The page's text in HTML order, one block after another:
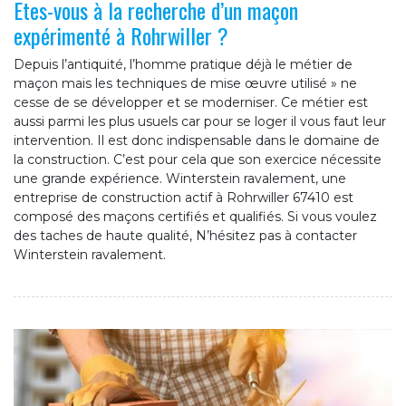
Etes-vous à la recherche d’un maçon
expérimenté à Rohrwiller ?
Depuis l’antiquité, l’homme pratique déjà le métier de
maçon mais les techniques de mise œuvre utilisé » ne
cesse de se développer et se moderniser. Ce métier est
aussi parmi les plus usuels car pour se loger il vous faut leur
intervention. Il est donc indispensable dans le domaine de
la construction. C’est pour cela que son exercice nécessite
une grande expérience. Winterstein ravalement, une
entreprise de construction actif à Rohrwiller 67410 est
composé des maçons certifiés et qualifiés. Si vous voulez
des taches de haute qualité, N’hésitez pas à contacter
Winterstein ravalement.